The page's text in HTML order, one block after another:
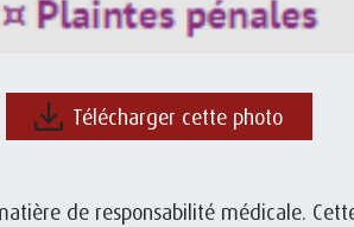
Télécharger cette photo
de responsabilité médicale.